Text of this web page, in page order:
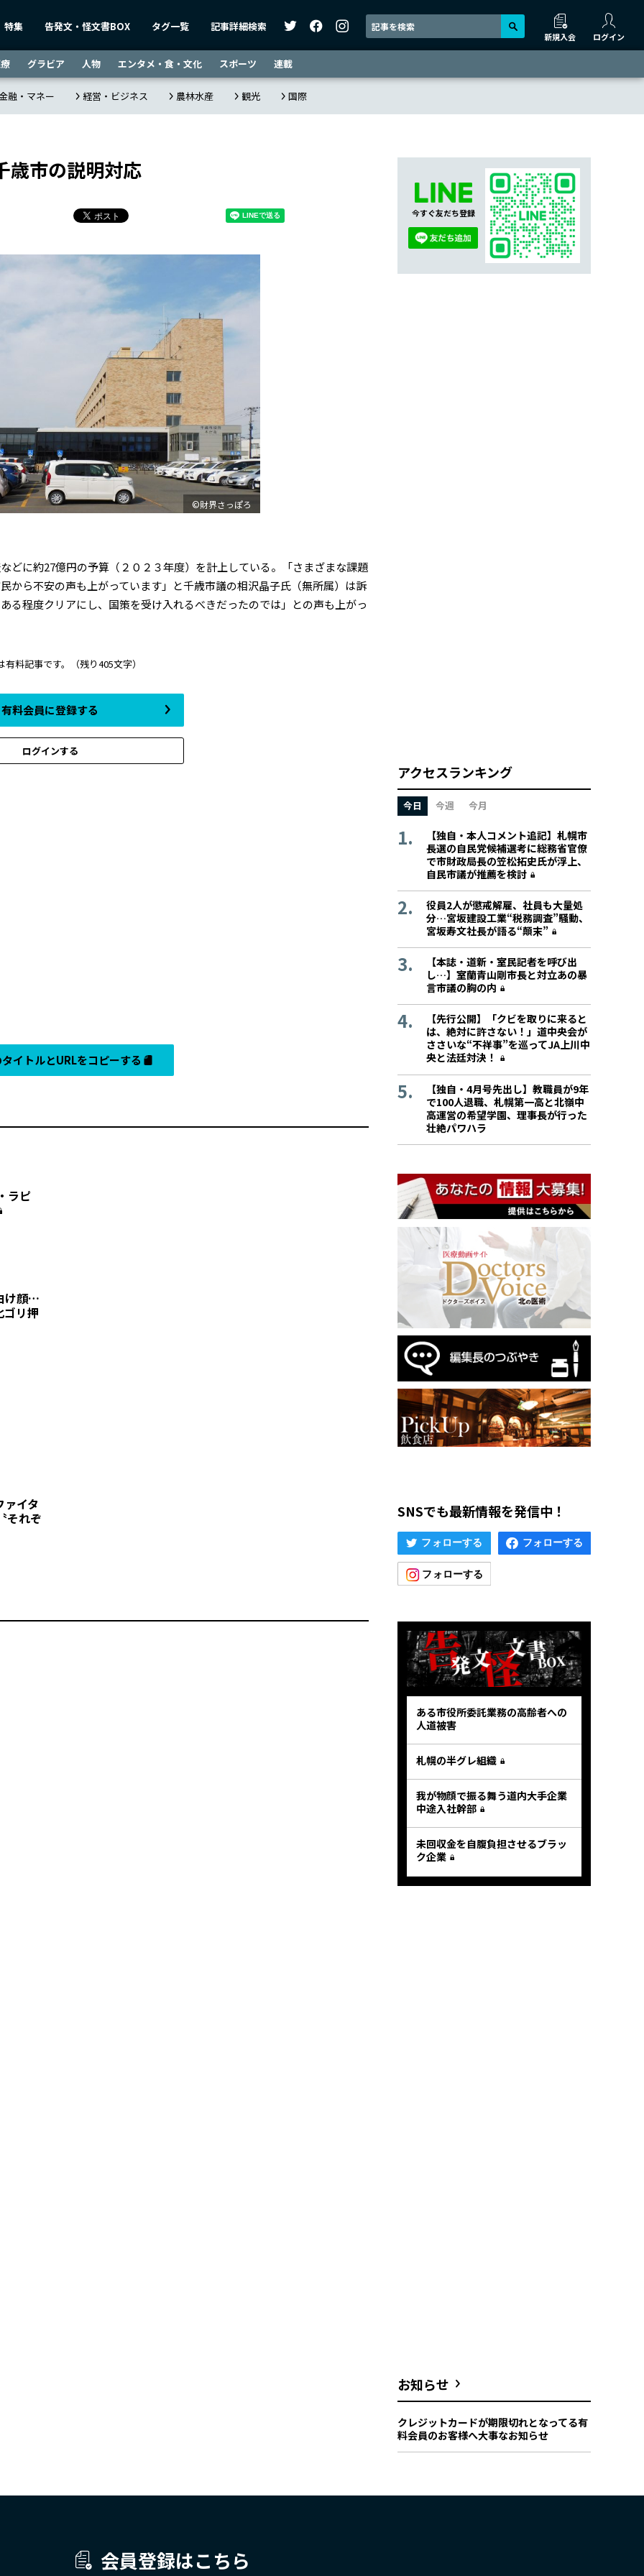
特集 告発文・怪文書BOX タグ一覧 記事詳細検索
新規入会 ログイン
グラビア 人物 エンタメ・食・文化 スポーツ 連載
融・マネー 経営・ビジネス 農林水産 観光 国際
市の説明対応
©財界さっぽろ
に約27億円の予算（２０２３年度）を計上している。「さまざまな課題
から不安の声も上がっています」と千歳市議の相沢晶子氏（無所属）は訴
程度クリアにし、国策を受け入れるべきだったのでは」との声も上がっ
料記事です。 （残り405文字）
有料会員に登録する
ログインする
イトルとURLをコピーする
ラピ
け顔…
ゴリ押
ァイタ
それぞ
今すぐ友だち登録
アクセスランキング
今日 今週 今月
【独自・本人コメント追記】札幌市
長選の自民党候補選考に総務省官僚
で市財政局長の笠松拓史氏が浮上、
自民市議が推薦を検討
役員2人が懲戒解雇、社員も大量処
分…宮坂建設工業“税務調査”騒動、
宮坂寿文社長が語る“顛末”
【本誌・道新・室民記者を呼び出
し…】室蘭青山剛市長と対立あの暴
言市議の胸の内
【先行公開】「クビを取りに来ると
は、絶対に許さない！」道中央会が
ささいな“不祥事”を巡ってJA上川中
央と法廷対決！
【独自・4月号先出し】教職員が9年
で100人退職、札幌第一高と北嶺中
高運営の希望学園、理事長が行った
壮絶パワハラ
SNSでも最新情報を発信中！
ある市役所委託業務の高齢者への
人道被害
札幌の半グレ組織
我が物顔で振る舞う道内大手企業
中途入社幹部
未回収金を自腹負担させるブラッ
ク企業
お知らせ
クレジットカードが期限切れとなってる有
料会員のお客様へ大事なお知らせ
会員登録はこちら